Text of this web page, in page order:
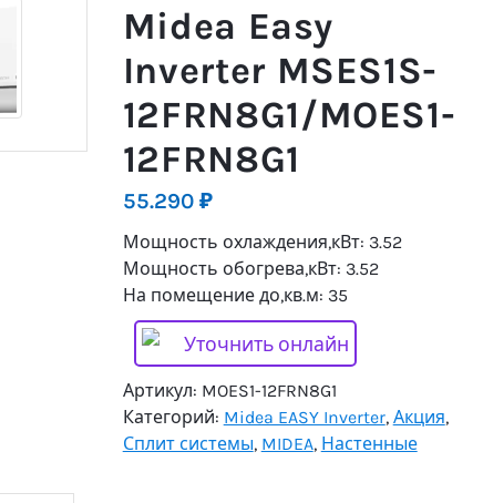
Midea Easy
Inverter MSES1S-
12FRN8G1/MOES1-
12FRN8G1
55.290 ₽
Мощность охлаждения,кВт: 3.52
Мощность обогрева,кВт: 3.52
На помещение до,кв.м: 35
Уточнить онлайн
Артикул: MOES1-12FRN8G1
Категорий: Midea EASY Inverter, Акция,
Сплит системы, MIDEA, Настенные